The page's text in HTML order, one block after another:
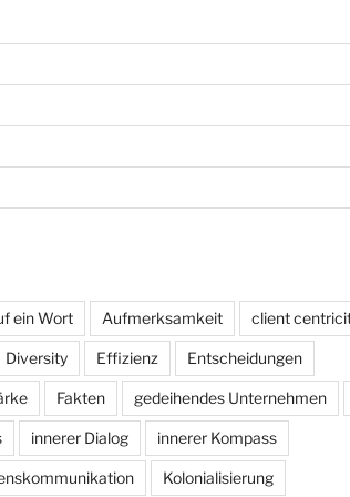
ein Wort Aufmerksamkeit client
Diversity Effizienz Entscheidungen
Fakten gedeihendes Unternehmen
innerer Dialog innerer Kompass
Kolonialisierung